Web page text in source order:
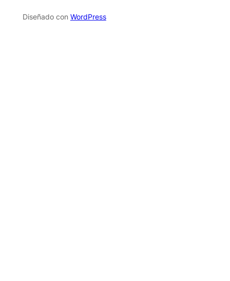
Diseñado con WordPress